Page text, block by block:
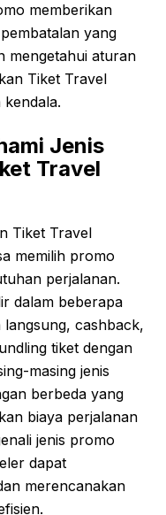
memberikan
yang
mengetahui aturan
Tiket Travel
Jenis
Travel
Tiket Travel
memilih promo
perjalanan.
dalam beberapa
cashback,
tiket dengan
masing jenis
berbeda yang
biaya perjalanan
jenis promo
dapat
merencanakan